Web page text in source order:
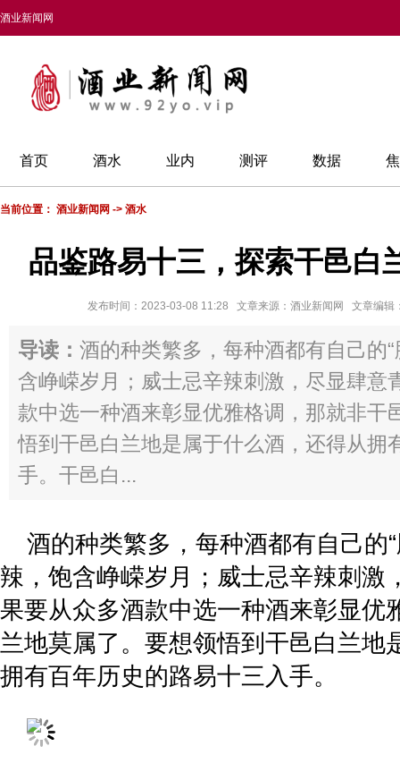
酒业新闻网
首页 酒水 业内 测评 数据
当前位置： 酒业新闻网 -> 酒水
品鉴路易十三，探索干邑白
发布时间：2023-03-08 11:28 文章来源：酒业新闻网 文章编
导读： 酒的种类繁多，每种酒都有自己的
含峥嵘岁月；威士忌辛辣刺激，尽显肆
款中选一种酒来彰显优雅格调，那就非干
悟到干邑白兰地是属于什么酒，还得从拥
手。干邑白...
酒的种类繁多，每种酒都有自己的
辣，饱含峥嵘岁月；威士忌辛辣刺
果要从众多酒款中选一种酒来彰显优
兰地莫属了。要想领悟到干邑白兰地
拥有百年历史的路易十三入手。